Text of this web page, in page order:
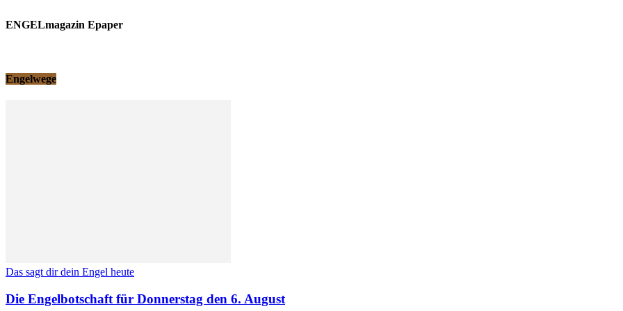
ENGELmagazin Epaper
Engelwege
Das sagt dir dein Engel heute
Die Engelbotschaft für Donnerstag den 6. August